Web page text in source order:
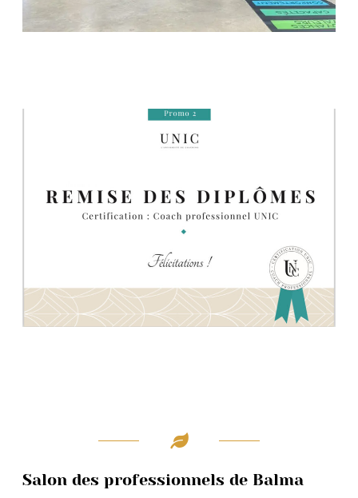
Salon des professionnels de Balma